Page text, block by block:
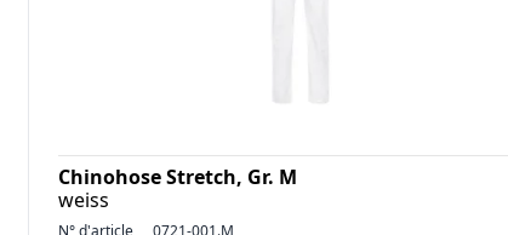
Chinohose Stretch, Gr. M
weiss
N° d'article 0721-001.M